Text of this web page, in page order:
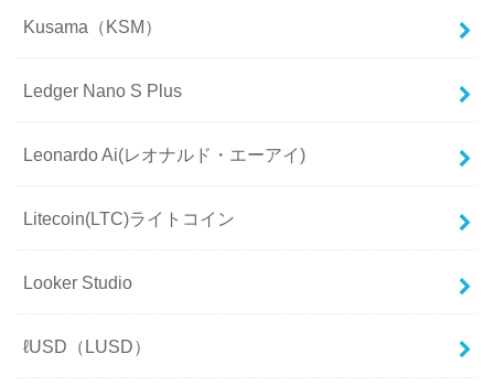
Kusama（KSM）
Ledger Nano S Plus
Leonardo Ai(レオナルド・エーアイ)
Litecoin(LTC)ライトコイン
Looker Studio
ℓUSD（LUSD）